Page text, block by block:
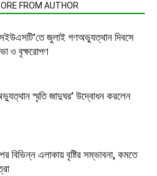
FROM AUTHOR
জুলাই গণঅভ্যুত্থান দিবসে
ও বৃক্ষরোপণ
স্মৃতি জাদুঘর’ উদ্বোধন করলেন
বিভিন্ন এলাকায় বৃষ্টির সম্ভাবনা, কমতে